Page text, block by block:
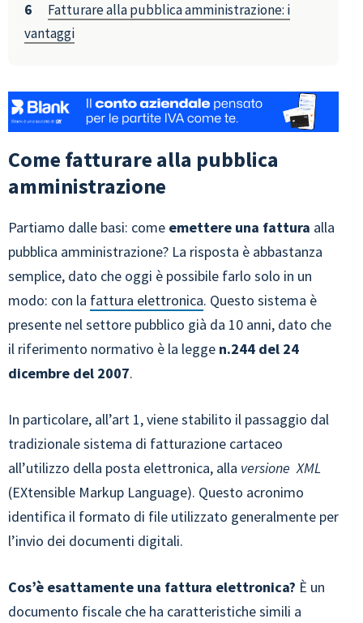
Fatturare alla pubblica amministrazione: i
vantaggi
Come fatturare alla pubblica
amministrazione
Partiamo dalle basi: come emettere una fattura alla
pubblica amministrazione? La risposta è abbastanza
semplice, dato che oggi è possibile farlo solo in un
modo: con la fattura elettronica. Questo sistema è
presente nel settore pubblico già da 10 anni, dato che
il riferimento normativo è la legge n.244 del 24
dicembre del 2007.
In particolare, all’art 1, viene stabilito il passaggio dal
tradizionale sistema di fatturazione cartaceo
all’utilizzo della posta elettronica, alla versione XML
(EXtensible Markup Language). Questo acronimo
identifica il formato di file utilizzato generalmente per
l’invio dei documenti digitali.
Cos’è esattamente una fattura elettronica? È un
documento fiscale che ha caratteristiche simili a